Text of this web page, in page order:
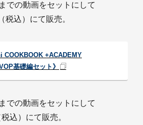
での動画をセットにして
税込）にて販売。
COOKBOOK +ACADEMY
VOP基礎編セット》
での動画をセットにして
込）にて販売。